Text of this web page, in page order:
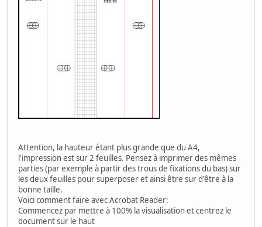
Attention, la hauteur étant plus grande que du A4,
l'impression est sur 2 feuilles. Pensez à imprimer des mêmes
parties (par exemple à partir des trous de fixations du bas) sur
les deux feuilles pour superposer et ainsi être sur d'être à la
bonne taille.
Voici comment faire avec Acrobat Reader:
Commencez par mettre à 100% la visualisation et centrez le
document sur le haut